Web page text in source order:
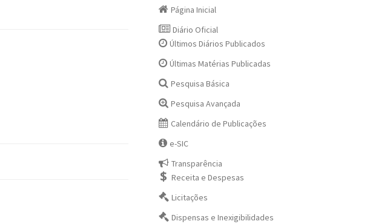
Página Inicial
Diário Oficial
Últimos Diários Publicados
Últimas Matérias Publicadas
Pesquisa Básica
Pesquisa Avançada
Calendário de Publicações
e-SIC
Transparência
Receita e Despesas
Licitações
Dispensas e Inexigibilidades